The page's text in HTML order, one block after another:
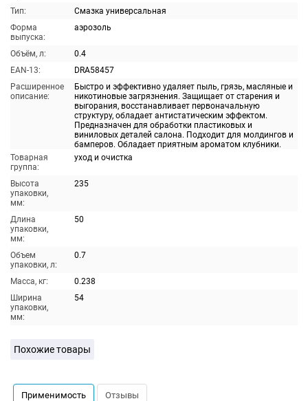
Тип:
Смазка универсальная
Форма
выпуска:
аэрозоль
Объём, л:
0.4
EAN-13:
DRA58457
Расширенное
описание:
Быстро и эффективно удаляет пыль, грязь, масляные и
никотиновые загрязнения. Защищает от старения и
выгорания, восстанавливает первоначальную
структуру, обладает антистатическим эффектом.
Предназначен для обработки пластиковых и
виниловых деталей салона. Подходит для молдингов и
бамперов. Обладает приятным ароматом клубники.
Товарная
группа:
уход и очистка
Высота
упаковки,
мм:
235
Длина
упаковки,
мм:
50
Объем
упаковки, л:
0.7
Масса, кг:
0.238
Ширина
упаковки,
мм:
54
Похожие товары
Применимость Отзывы